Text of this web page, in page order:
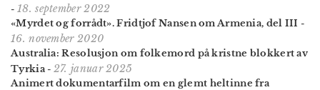
- 18. september 2022
«Myrdet og forrådt». Fridtjof Nansen om Armenia, del III -
16. november 2020
Australia: Resolusjon om folke­mord på kristne blokkert av
Tyrkia- 27. januar 2025
Animert dokumentar­film om en glemt heltinne fra